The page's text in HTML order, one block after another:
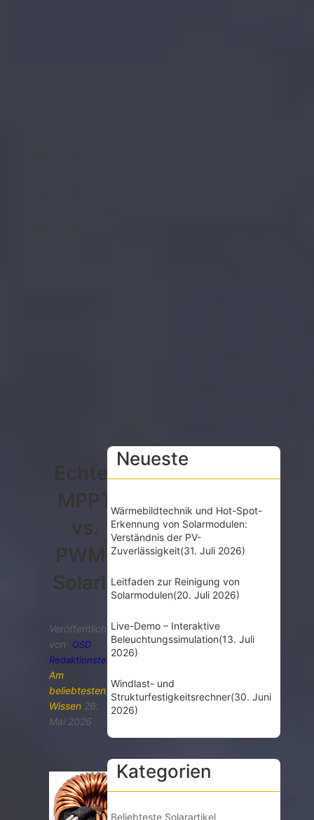
Echter
MPPT
vs.
PWM-
Solarladeregler
Veröffentlicht
von
OSD
Redaktionsteam
Am
beliebtesten
Wissen 26.
Mai 2026
Neueste
Wärmebildtechnik und Hot-Spot-
Erkennung von Solarmodulen:
Verständnis der PV-
Zuverlässigkeit(31. Juli 2026)
Leitfaden zur Reinigung von
Solarmodulen(20. Juli 2026)
Live-Demo – Interaktive
Beleuchtungssimulation(13. Juli
2026)
Windlast- und
Strukturfestigkeitsrechner(30. Juni
2026)
Kategorien
Beliebteste Solarartikel